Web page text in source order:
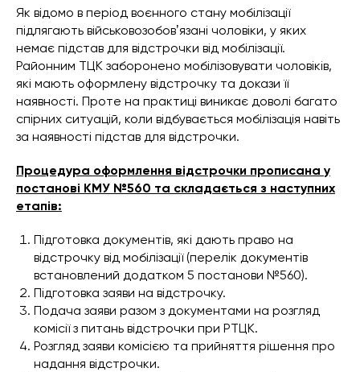
Як відомо в період воєнного стану мобілізації
підлягають військовозобовʼязані чоловіки, у яких
немає підстав для відстрочки від мобілізації.
Районним ТЦК заборонено мобілізовувати чоловіків,
які мають оформлену відстрочку та докази її
наявності. Проте на практиці виникає доволі багато
спірних ситуацій, коли відбувається мобілізація навіть
за наявності підстав для відстрочки.
Процедура оформлення відстрочки прописана у
постанові КМУ №560 та складається з наступних
етапів:
Підготовка документів, які дають право на
відстрочку від мобілізації (перелік документів
встановлений додатком 5 постанови №560).
Підготовка заяви на відстрочку.
Подача заяви разом з документами на розгляд
комісії з питань відстрочки при РТЦК.
Розгляд заяви комісією та прийняття рішення про
надання відстрочки.